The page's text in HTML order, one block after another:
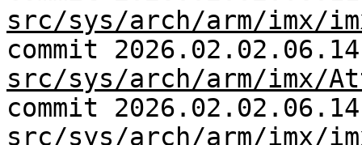
src/sys/arch/arm/imx/
commit
src/sys/arch/arm/imx/
commit
src/sys/arch/arm/imx/